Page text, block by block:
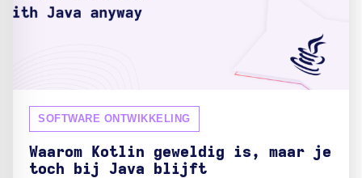
SOFTWARE ONTWIKKELING
Waarom Kotlin geweldig is, maar je
toch bij Java blijft